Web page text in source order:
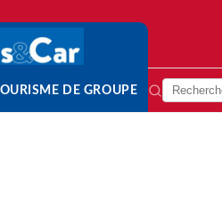
DE GROUPE